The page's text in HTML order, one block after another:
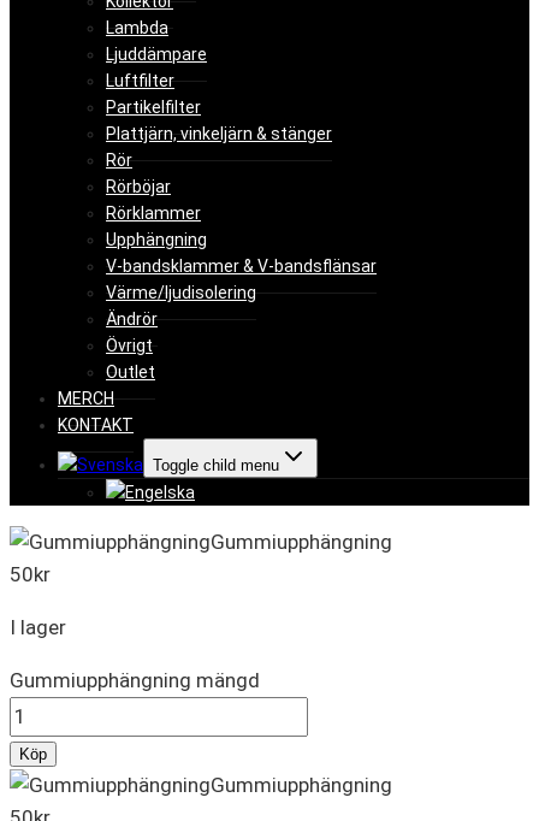
Lambda
Ljuddämpare
Luftfilter
Partikelfilter
Plattjärn, vinkeljärn & stänger
Rör
Rörböjar
Rörklammer
Upphängning
V-bandsklammer & V-bandsflänsar
Värme/ljudisolering
Ändrör
Övrigt
Outlet
MERCH
KONTAKT
Toggle child menu
Gummiupphängning
50kr
I lager
Gummiupphängning mängd
Köp
Gummiupphängning